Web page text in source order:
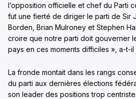
l’opposition officielle et chef du Parti
fut une fierté de diriger le parti de Sir
Borden, Brian Mulroney et Stephen
croire que notre parti doit gouverner
pays en ces moments difficiles », a-t-il
La fronde montait dans les rangs
du parti aux dernières élections
son leader des positions trop